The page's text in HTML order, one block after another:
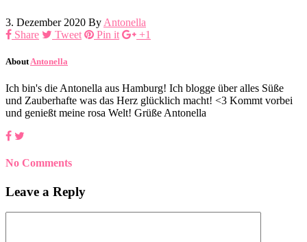
3. Dezember 2020 By Antonella
Share
Tweet Pin it +1
About Antonella
Ich bin's die Antonella aus Hamburg! Ich blogge über alles Süße
und Zauberhafte was das Herz glücklich macht! <3 Kommt vorbei
und genießt meine rosa Welt! Grüße Antonella
No Comments
Leave a Reply